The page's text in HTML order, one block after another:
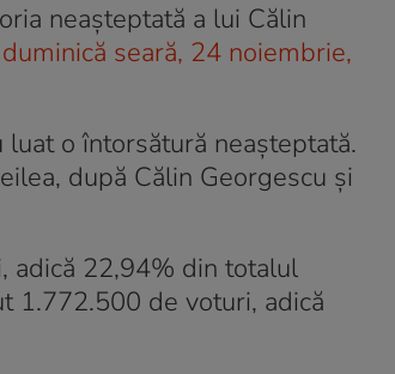
neașteptată a lui Călin
seară, 24 noiembrie,
luat o întorsătură neașteptată.
după Călin Georgescu și
adică 22,94% din totalul
1.772.500 de voturi, adică